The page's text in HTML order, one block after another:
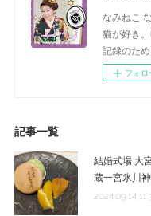
なみねこ
猫が好き
記録のた
フォロ
記事一覧
結婚式場 大
蔵一宮氷川
2024.09.14